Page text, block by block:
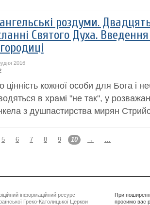
роздуми.
Святого Духа.
2016
цінність кожної особи для Бога і
в храмі "не так", у
з душпастирства мирян
5 6 7 8 9 10 → …
інформаційний ресурс
Греко-Католицької Церкви
При
просимо вас